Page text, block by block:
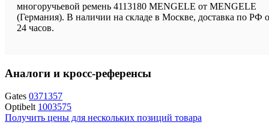
многоручьевой ремень 4113180 MENGELE от MENGELE
(Германия). В наличии на складе в Москве, доставка по РФ
24 часов.
Аналоги и кросс-референсы
Gates 0371357
Optibelt 1003575
Получить цены для нескольких позиций товара